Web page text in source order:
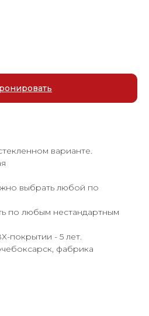
варианте.
выбрать любой по
по любым нестандартным
покрытии - 5 лет.
фабрика